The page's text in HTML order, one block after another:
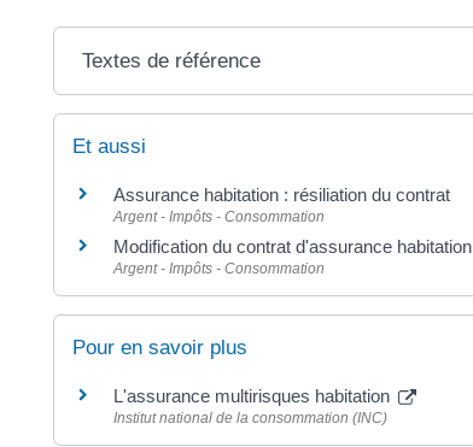
Textes de référence
Et aussi
Assurance habitation : résiliation du contrat
Argent - Impôts - Consommation
Modification du contrat d'assurance habitation
Argent - Impôts - Consommation
Pour en savoir plus
L'assurance multirisques habitation
Institut national de la consommation (INC)